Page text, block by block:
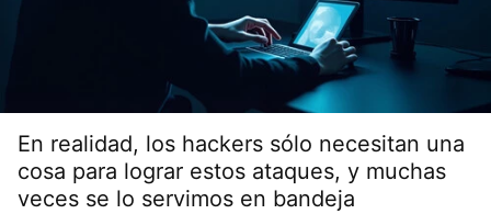
En realidad, los hackers sólo necesitan una
cosa para lograr estos ataques, y muchas
veces se lo servimos en bandeja